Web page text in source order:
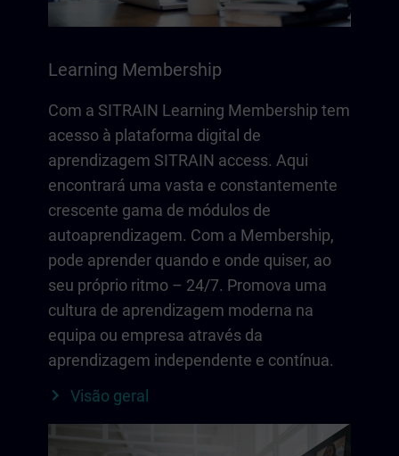
Learning Membership
Com a SITRAIN Learning Membership tem
acesso à plataforma digital de
aprendizagem SITRAIN access. Aqui
encontrará uma vasta e constantemente
crescente gama de módulos de
autoaprendizagem. Com a Membership,
pode aprender quando e onde quiser, ao
seu próprio ritmo – 24/7. Promova uma
cultura de aprendizagem moderna na
equipa ou empresa através da
aprendizagem independente e contínua.
Visão geral